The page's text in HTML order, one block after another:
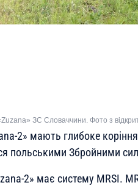
ЗС Словаччини. Фото з
2» мають глибоке
польськими Збройними
2» має систему MRSI.